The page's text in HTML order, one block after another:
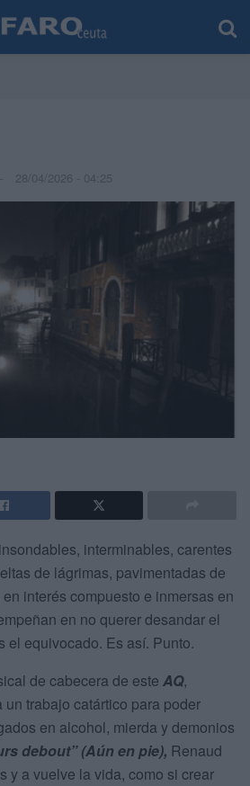
28/04/2026 - 04:25
interminables, carentes
de lágrimas, pavimentadas de
interés compuesto e inmersas en
en no querer desandar el
el equivocado. Es así. Punto.
de cabecera de este AQ,
trabajo catártico para poder
en alcohol, mierda y demonios
debout” (Aún en pie), Renaud
y a vuelve la vida, como si crear